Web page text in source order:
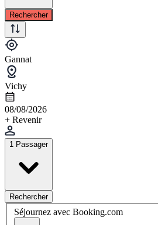
Rechercher
Gannat
Vichy
08/08/2026
+ Revenir
1 Passager
Rechercher
Séjournez avec Booking.com